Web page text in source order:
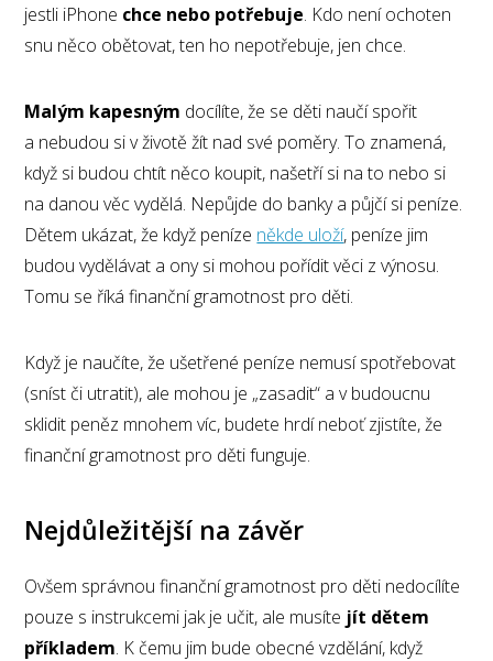
jestli iPhone chce nebo potřebuje. Kdo není ochoten
snu něco obětovat, ten ho nepotřebuje, jen chce.
Malým kapesným docílíte, že se děti naučí spořit
a nebudou si v životě žít nad své poměry. To znamená,
když si budou chtít něco koupit, našetří si na to nebo si
na danou věc vydělá. Nepůjde do banky a půjčí si peníze.
Dětem ukázat, že když peníze někde uloží, peníze jim
budou vydělávat a ony si mohou pořídit věci z výnosu.
Tomu se říká finanční gramotnost pro děti.
Když je naučíte, že ušetřené peníze nemusí spotřebovat
(sníst či utratit), ale mohou je „zasadit“ a v budoucnu
sklidit peněz mnohem víc, budete hrdí neboť zjistíte, že
finanční gramotnost pro děti funguje.
Nejdůležitější na závěr
Ovšem správnou finanční gramotnost pro děti nedocílíte
pouze s instrukcemi jak je učit, ale musíte jít dětem
příkladem. K čemu jim bude obecné vzdělání, když